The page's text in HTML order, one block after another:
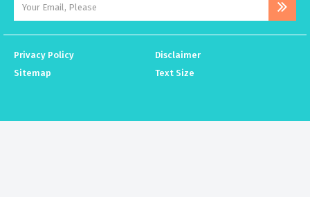
Privacy Policy
Disclaimer
Sitemap
Text Size